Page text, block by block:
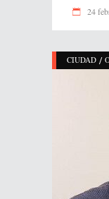
24
CIUDAD /